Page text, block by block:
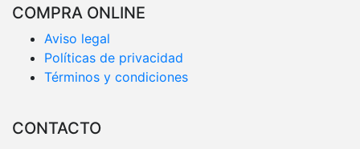
COMPRA ONLINE
Aviso legal
Políticas de privacidad
Términos y condiciones
CONTACTO